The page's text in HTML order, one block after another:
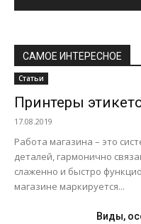
САМОЕ ИНТЕРЕСНОЕ
Статьи
Принтеры
17.08.2019
Работа магазина – это
деталей, гармонично
слаженно и быстро
магазине маркируется...
Виды,